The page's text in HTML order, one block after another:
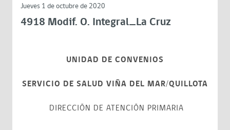
Jueves 1 de octubre de 2020
4918 Modif. O. Integral_La Cruz
UNIDAD DE CONVENIOS
SERVICIO DE SALUD VIÑA DEL MAR/QUILLOTA
DIRECCIÓN DE ATENCIÓN PRIMARIA